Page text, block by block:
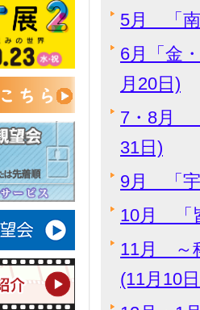
5月 「南
6月「金
月20日)
7・8月
31日)
9月 「宇
10月 「
11月 ～
(11月10